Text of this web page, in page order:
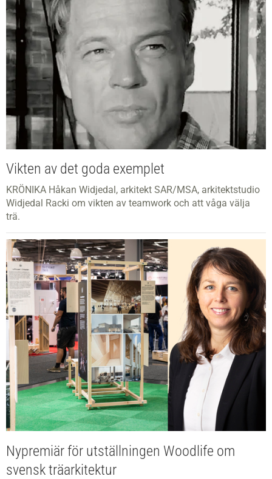
Vikten av det goda exemplet
KRÖNIKA Håkan Widjedal, arkitekt SAR/MSA, arkitektstudio
Widjedal Racki om vikten av teamwork och att våga välja
trä.
Nypremiär för utställningen Woodlife om
svensk träarkitektur